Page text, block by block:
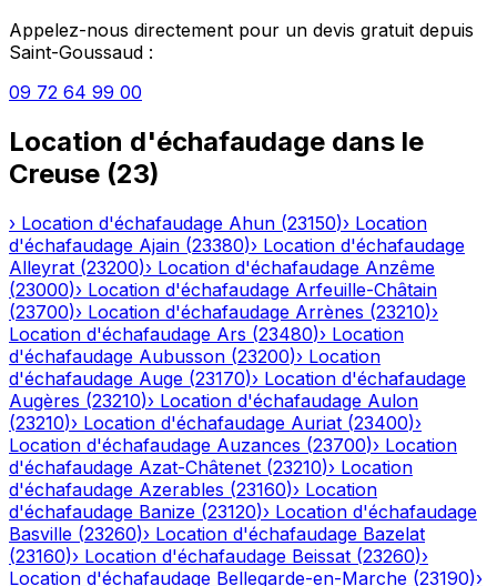
Appelez-nous directement pour un devis gratuit depuis
Saint-Goussaud :
09 72 64 99 00
Location d'échafaudage dans le
Creuse (23)
› Location d'échafaudage Ahun (23150)› Location
d'échafaudage Ajain (23380)› Location d'échafaudage
Alleyrat (23200)› Location d'échafaudage Anzême
(23000)› Location d'échafaudage Arfeuille-Châtain
(23700)› Location d'échafaudage Arrènes (23210)›
Location d'échafaudage Ars (23480)› Location
d'échafaudage Aubusson (23200)› Location
d'échafaudage Auge (23170)› Location d'échafaudage
Augères (23210)› Location d'échafaudage Aulon
(23210)› Location d'échafaudage Auriat (23400)›
Location d'échafaudage Auzances (23700)› Location
d'échafaudage Azat-Châtenet (23210)› Location
d'échafaudage Azerables (23160)› Location
d'échafaudage Banize (23120)› Location d'échafaudage
Basville (23260)› Location d'échafaudage Bazelat
(23160)› Location d'échafaudage Beissat (23260)›
Location d'échafaudage Bellegarde-en-Marche (23190)›